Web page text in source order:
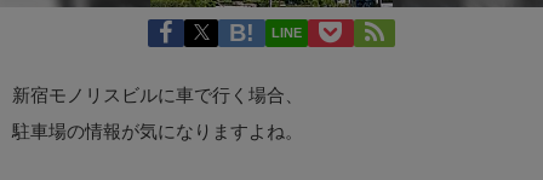
LINE
新宿モノリスビルに車で行く場合、
駐車場の情報が気になりますよね。